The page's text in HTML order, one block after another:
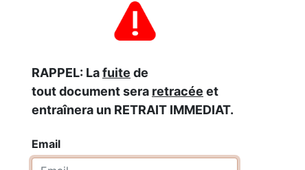
RAPPEL: Lafuite de
tout document sera retracée et
entraînera un RETRAIT IMMEDIAT.
Email